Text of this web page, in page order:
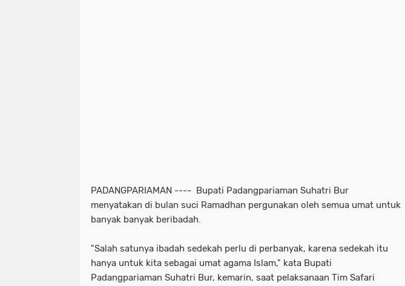
PADANGPARIAMAN ---- Bupati Padangpariaman Suhatri Bur
menyatakan di bulan suci Ramadhan pergunakan oleh semua umat untuk
banyak banyak beribadah.
"Salah satunya ibadah sedekah perlu di perbanyak, karena sedekah itu
hanya untuk kita sebagai umat agama Islam," kata Bupati
Padangpariaman Suhatri Bur, kemarin, saat pelaksanaan Tim Safari